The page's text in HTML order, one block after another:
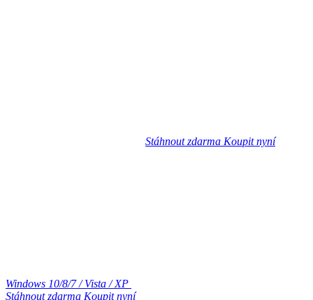
Stáhnout zdarma Koupit nyní
Windows 10/8/7 / Vista / XP
Stáhnout zdarma Koupit nyní